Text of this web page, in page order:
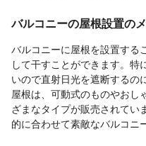
バルコニーの屋根設置の
バルコニーに屋根を設置する
して干すことができます。特
いので直射日光を遮断するの
屋根は、可動式のものやおし
ざまなタイプが販売されてい
的に合わせて素敵なバルコニ